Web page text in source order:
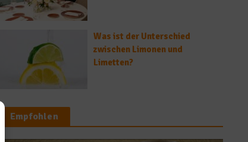
Was ist der Unterschied
zwischen Limonen und
Limetten?
Empfohlen